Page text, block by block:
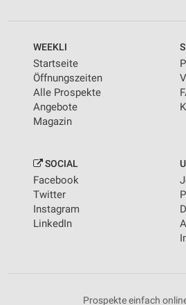
WEEKLI
Startseite
Öffnungszeiten
Alle Prospekte
Angebote
Magazin
SOCIAL
Facebook
Twitter
Instagram
LinkedIn
Prospekte einfach